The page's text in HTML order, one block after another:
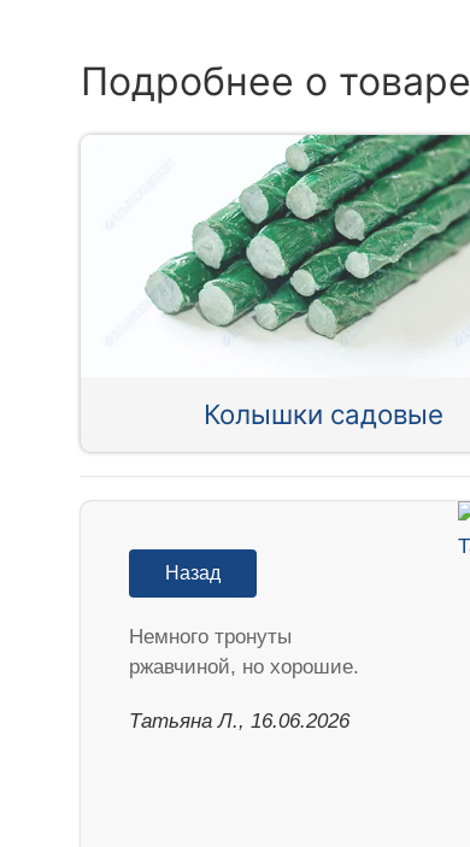
Подробнее о товаре
Колышки садовые
Назад
Немного тронуты
ржавчиной, но хорошие.
Татьяна Л., 16.06.2026